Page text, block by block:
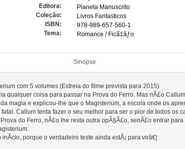
Editora:
Planeta Manuscrito
Coleção:
Livros Fantasticos
ISBN:
978-989-657-560-1
Tema:
Romance / Ficã‡ãƒo
Sinopse
com 5 volumes (Estreia do filme prevista para 2015).
qualquer coisa para passar na Prova do Ferro. Mas nÃ£o
magia e explicou-lhe que o Magisterium, a escola onde os
Callum tenta fazer o seu melhor para ser o pior de todos os
do Ferro, nÃ£o lhe resta outra opÃ§Ã£o, senÃ£o entrar
porque o verdadeiro teste ainda estÃ¡ para virâ€¦